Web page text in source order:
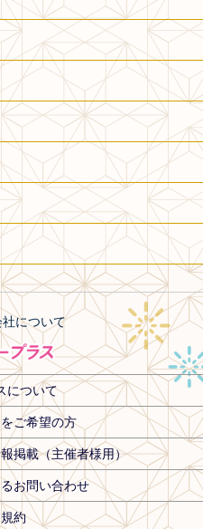
について
について
ご希望の方
掲載（主催者様用）
お問い合わせ
約